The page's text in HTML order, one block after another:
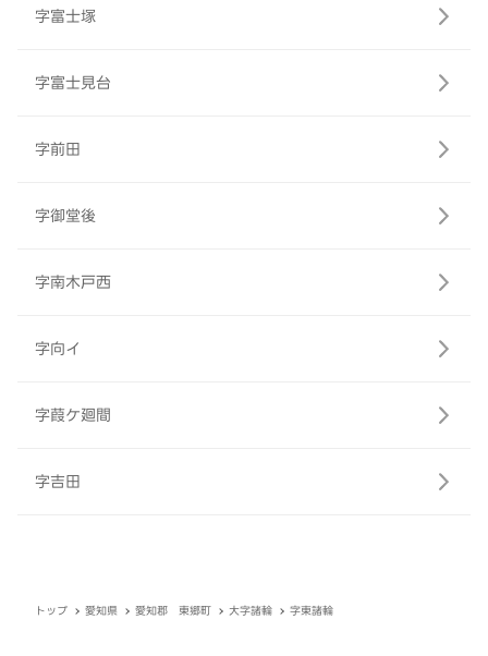
字富士塚
字富士見台
字前田
字御堂後
字南木戸西
字向イ
字葭ケ廻間
字吉田
トップ 愛知県 愛知郡 東郷町 大字諸輪 字東諸輪